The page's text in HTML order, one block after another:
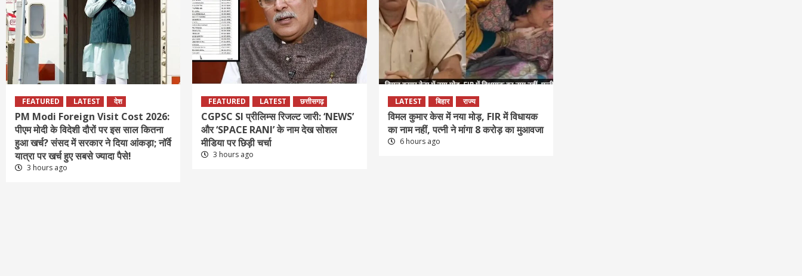
FEATURED LATEST देश
PM Modi Foreign Visit Cost 2026:
पीएम मोदी के विदेशी दौरों पर इस साल कितना
हुआ खर्च? संसद में सरकार ने दिया आंकड़ा; नॉर्वे
यात्रा पर खर्च हुए सबसे ज्यादा पैसे!
3 hours ago
FEATURED LATEST छत्तीसगढ़
CGPSC SI प्रीलिम्स रिजल्ट जारी: ‘NEWS’
और ‘SPACE RANI’ के नाम देख सोशल
मीडिया पर छिड़ी चर्चा
3 hours ago
LATEST बिहार राज्य
विमल कुमार केस में नया मोड़, FIR में विधायक
का नाम नहीं, पत्नी ने मांगा 8 करोड़ का मुआवजा
6 hours ago